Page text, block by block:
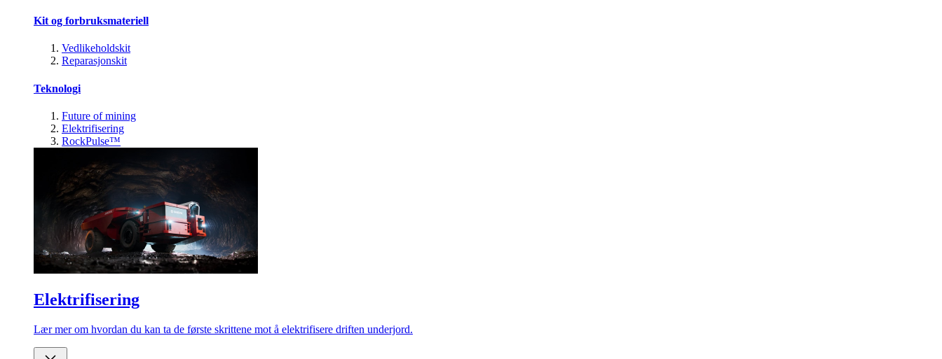
Kit og forbruksmateriell
Vedlikeholdskit
Reparasjonskit
Teknologi
Future of mining
Elektrifisering
RockPulse™
Elektrifisering
Lær mer om hvordan du kan ta de første skrittene mot å elektrifisere driften underjord.